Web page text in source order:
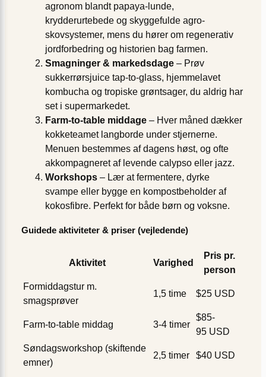
agronom blandt papaya-lunde,
krydderurtebede og skyggefulde agro­
skovsystemer, mens du hører om regenerativ
jordforbedring og historien bag farmen.
Smagninger & markedsdage – Prøv
sukkerrørsjuice tap-to-glass, hjemmelavet
kombucha og tropiske grøntsager, du aldrig har
set i supermarkedet.
Farm-to-table middage – Hver måned dækker
kokketeamet langborde under stjernerne.
Menuen bestemmes af dagens høst, og ofte
akkompagneret af levende calypso eller jazz.
Workshops – Lær at fermentere, dyrke
svampe eller bygge en kompostbeholder af
kokosfibre. Perfekt for både børn og voksne.
Guidede aktiviteter & priser (vejledende)
Aktivitet Varighed
Pris pr.
person
Formiddagstur m.
smagsprøver
1,5 time $25 USD
Farm-to-table middag 3-4 timer
$85-
95 USD
Søndagsworkshop (skiftende
emner)
2,5 timer $40 USD